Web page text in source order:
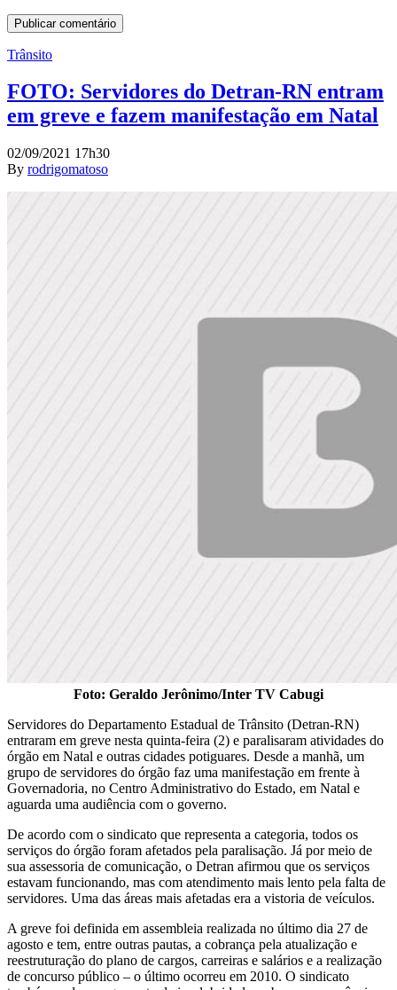
Trânsito
FOTO: Servidores do Detran-RN entram
em greve e fazem manifestação em Natal
02/09/2021 17h30
By rodrigomatoso
Foto: Geraldo Jerônimo/Inter TV Cabugi
Servidores do Departamento Estadual de Trânsito (Detran-RN)
entraram em greve nesta quinta-feira (2) e paralisaram atividades do
órgão em Natal e outras cidades potiguares. Desde a manhã, um
grupo de servidores do órgão faz uma manifestação em frente à
Governadoria, no Centro Administrativo do Estado, em Natal e
aguarda uma audiência com o governo.
De acordo com o sindicato que representa a categoria, todos os
serviços do órgão foram afetados pela paralisação. Já por meio de
sua assessoria de comunicação, o Detran afirmou que os serviços
estavam funcionando, mas com atendimento mais lento pela falta de
servidores. Uma das áreas mais afetadas era a vistoria de veículos.
A greve foi definida em assembleia realizada no último dia 27 de
agosto e tem, entre outras pautas, a cobrança pela atualização e
reestruturação do plano de cargos, carreiras e salários e a realização
de concurso público – o último ocorreu em 2010. O sindicato